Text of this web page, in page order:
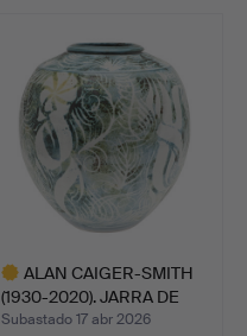
ALAN CAIGER-SMITH
(1930-2020). JARRA DE
CE…
Subastado 17 abr 2026